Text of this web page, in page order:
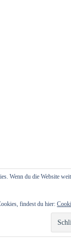
Wenn du die Website
findest du hier: